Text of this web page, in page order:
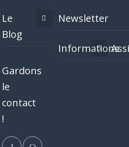
Le
Blog
Gardons
le
contact
!
Newsletter
Informations